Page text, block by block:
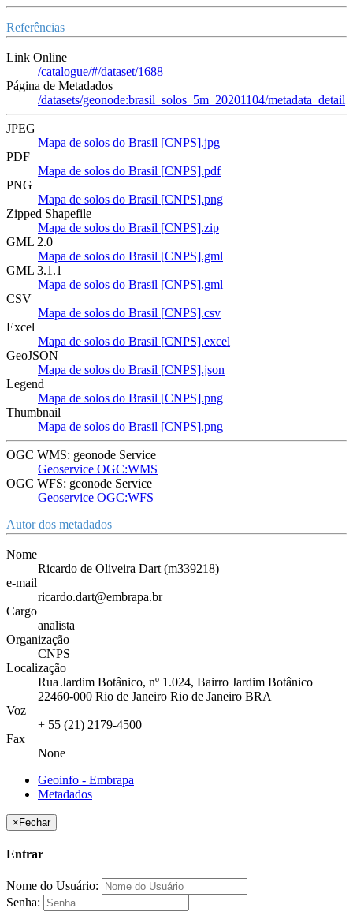
Referências
Link Online
/catalogue/#/dataset/1688
Página de Metadados
/datasets/geonode:brasil_solos_5m_20201104/metadata_detail
JPEG
Mapa de solos do Brasil [CNPS].jpg
PDF
Mapa de solos do Brasil [CNPS].pdf
PNG
Mapa de solos do Brasil [CNPS].png
Zipped Shapefile
Mapa de solos do Brasil [CNPS].zip
GML 2.0
Mapa de solos do Brasil [CNPS].gml
GML 3.1.1
Mapa de solos do Brasil [CNPS].gml
CSV
Mapa de solos do Brasil [CNPS].csv
Excel
Mapa de solos do Brasil [CNPS].excel
GeoJSON
Mapa de solos do Brasil [CNPS].json
Legend
Mapa de solos do Brasil [CNPS].png
Thumbnail
Mapa de solos do Brasil [CNPS].png
OGC WMS: geonode Service
Geoservice OGC:WMS
OGC WFS: geonode Service
Geoservice OGC:WFS
Autor dos metadados
Nome
Ricardo de Oliveira Dart (m339218)
e-mail
ricardo.dart@embrapa.br
Cargo
analista
Organização
CNPS
Localização
Rua Jardim Botânico, nº 1.024, Bairro Jardim Botânico
22460-000 Rio de Janeiro Rio de Janeiro BRA
Voz
+ 55 (21) 2179-4500
Fax
None
Geoinfo - Embrapa
Metadados
× Fechar
Entrar
Nome do Usuário:
Senha: